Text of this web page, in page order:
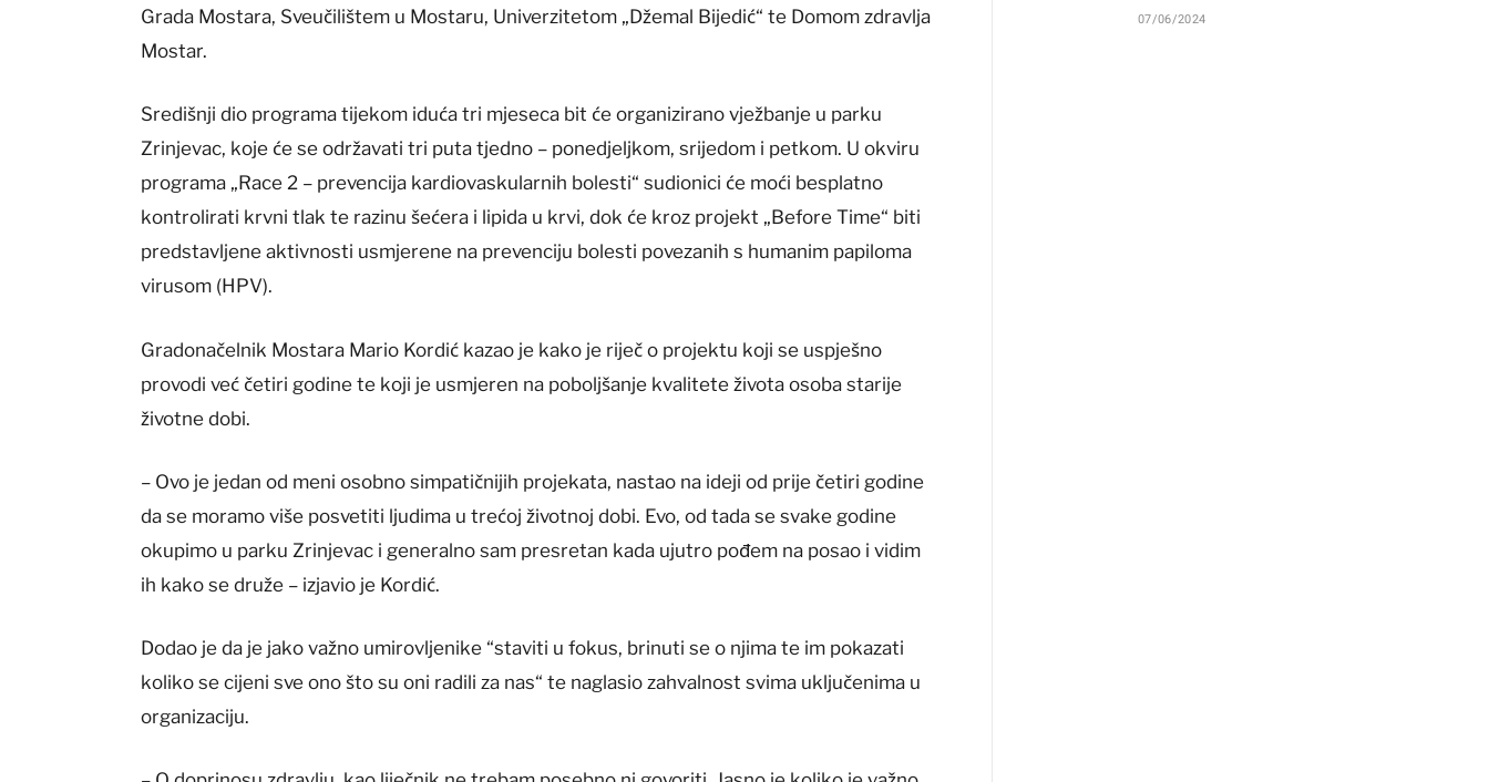
Grada Mostara, Sveučilištem u Mostaru, Univerzitetom „Džemal Bijedić“ te Domom zdravlja
Mostar.
Središnji dio programa tijekom iduća tri mjeseca bit će organizirano vježbanje u parku
Zrinjevac, koje će se održavati tri puta tjedno – ponedjeljkom, srijedom i petkom. U okviru
programa „Race 2 – prevencija kardiovaskularnih bolesti“ sudionici će moći besplatno
kontrolirati krvni tlak te razinu šećera i lipida u krvi, dok će kroz projekt „Before Time“ biti
predstavljene aktivnosti usmjerene na prevenciju bolesti povezanih s humanim papiloma
virusom (HPV).
Gradonačelnik Mostara Mario Kordić kazao je kako je riječ o projektu koji se uspješno
provodi već četiri godine te koji je usmjeren na poboljšanje kvalitete života osoba starije
životne dobi.
– Ovo je jedan od meni osobno simpatičnijih projekata, nastao na ideji od prije četiri godine
da se moramo više posvetiti ljudima u trećoj životnoj dobi. Evo, od tada se svake godine
okupimo u parku Zrinjevac i generalno sam presretan kada ujutro pođem na posao i vidim
ih kako se druže – izjavio je Kordić.
Dodao je da je jako važno umirovljenike “staviti u fokus, brinuti se o njima te im pokazati
koliko se cijeni sve ono što su oni radili za nas“ te naglasio zahvalnost svima uključenima u
organizaciju.
07/06/2024